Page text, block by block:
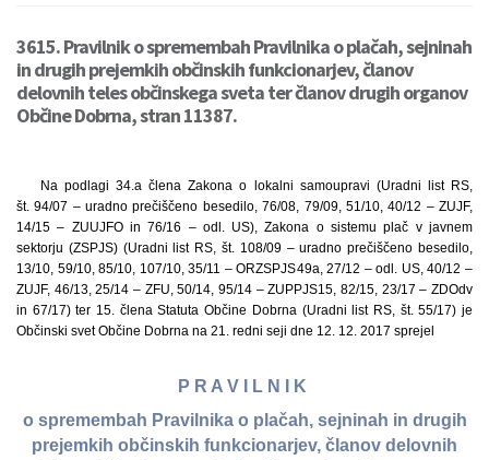
3615. Pravilnik o spremembah Pravilnika o plačah, sejninah
in drugih prejemkih občinskih funkcionarjev, članov
delovnih teles občinskega sveta ter članov drugih organov
Občine Dobrna, stran 11387.
Na podlagi 34.a člena Zakona o lokalni samoupravi (Uradni list RS,
št. 94/07 – uradno prečiščeno besedilo, 76/08, 79/09, 51/10, 40/12 – ZUJF,
14/15 – ZUUJFO in 76/16 – odl. US), Zakona o sistemu plač v javnem
sektorju (ZSPJS) (Uradni list RS, št. 108/09 – uradno prečiščeno besedilo,
13/10, 59/10, 85/10, 107/10, 35/11 – ORZSPJS49a, 27/12 – odl. US, 40/12 –
ZUJF, 46/13, 25/14 – ZFU, 50/14, 95/14 – ZUPPJS15, 82/15, 23/17 – ZDOdv
in 67/17) ter 15. člena Statuta Občine Dobrna (Uradni list RS, št. 55/17) je
Občinski svet Občine Dobrna na 21. redni seji dne 12. 12. 2017 sprejel
P R A V I L N I K
o spremembah Pravilnika o plačah, sejninah in drugih
prejemkih občinskih funkcionarjev, članov delovnih